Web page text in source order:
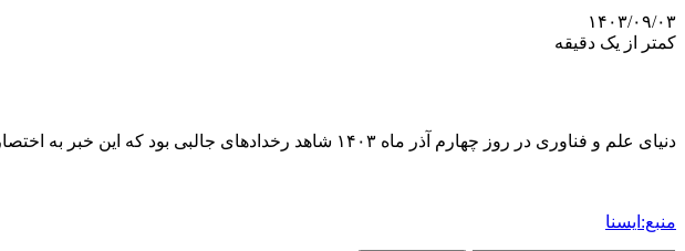
۱۴۰۳/۰۹/۰۳
کمتر از یک دقیقه
دنیای علم و فناوری در روز چهارم آذر ماه ۱۴۰۳ شاهد رخدادهای جالبی بود که این خبر به اختصار به آنها پرداخته است.
منبع:ایسنا